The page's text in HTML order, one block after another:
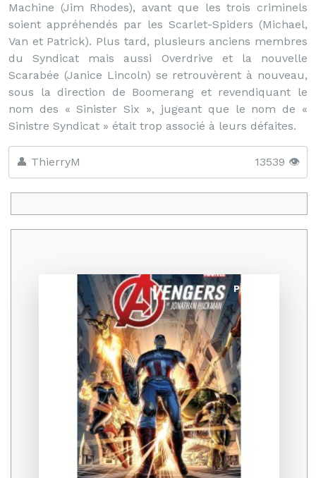
Machine (Jim Rhodes), avant que les trois criminels
soient appréhendés par les Scarlet-Spiders (Michael,
Van et Patrick). Plus tard, plusieurs anciens membres
du Syndicat mais aussi Overdrive et la nouvelle
Scarabée (Janice Lincoln) se retrouvèrent à nouveau,
sous la direction de Boomerang et revendiquant le
nom des « Sinister Six », jugeant que le nom de «
Sinistre Syndicat » était trop associé à leurs défaites.
👤 ThierryM 13539 👁️
Promo